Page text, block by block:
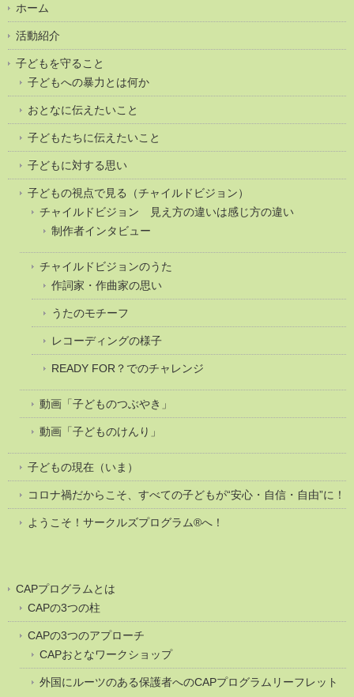
ホーム
活動紹介
子どもを守ること
子どもへの暴力とは何か
おとなに伝えたいこと
子どもたちに伝えたいこと
子どもに対する思い
子どもの視点で見る（チャイルドビジョン）
チャイルドビジョン 見え方の違いは感じ方の違い
制作者インタビュー
チャイルドビジョンのうた
作詞家・作曲家の思い
うたのモチーフ
レコーディングの様子
READY FOR？でのチャレンジ
動画「子どものつぶやき」
動画「子どものけんり」
子どもの現在（いま）
コロナ禍だからこそ、すべての子どもが“安心・自信・自由”に！
ようこそ！サークルズプログラム®へ！
CAPプログラムとは
CAPの3つの柱
CAPの3つのアプローチ
CAPおとなワークショップ
外国にルーツのある保護者へのCAPプログラムリーフレット